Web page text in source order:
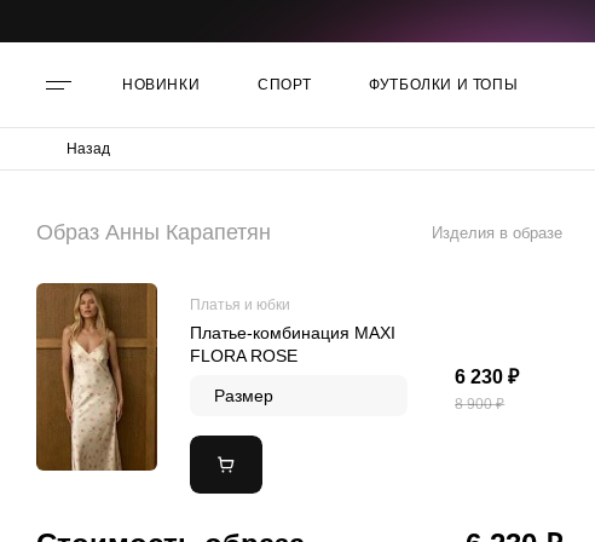
НОВИНКИ СПОРТ ФУТБОЛКИ И ТОПЫ
Назад
Образ Анны Карапетян Изделия в образе
Платья и юбки
Платье-комбинация MAXI
FLORA ROSE
Размер
6 230 ₽
8 900 ₽